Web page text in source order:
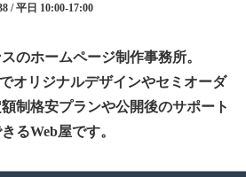
/ 平日 10:00-17:00
のホームページ制作事務所。
オリジナルデザインやセミオーダ
制格安プランや公開後のサポート
るWeb屋です。